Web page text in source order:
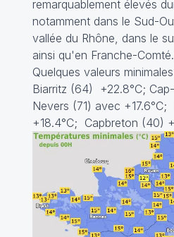
remarquablement élevés
notamment dans le Sud-
vallée du Rhône, dans le
ainsi qu'en Franche-Comté.
Quelques valeurs
Biarritz (64) +22.8°C;
Nevers (71) avec
+18.4°C; Capbreton (40)